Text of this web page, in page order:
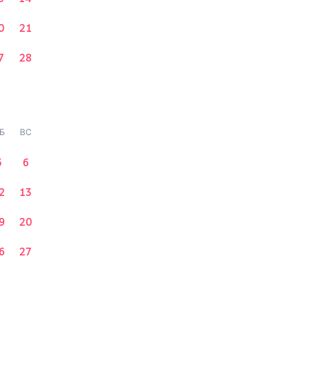
21
28
ВС
6
13
20
27